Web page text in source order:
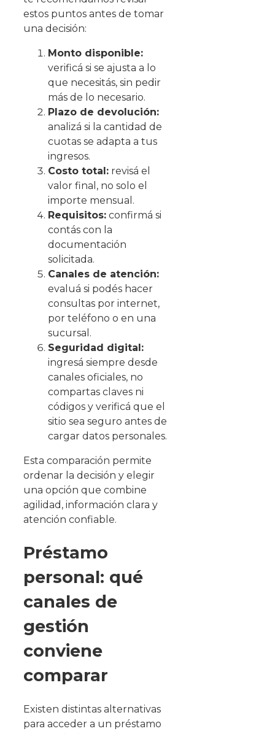
estos puntos antes de tomar
una decisión:
Monto disponible:
verificá si se ajusta a lo
que necesitás, sin pedir
más de lo necesario.
Plazo de devolución:
analizá si la cantidad de
cuotas se adapta a tus
ingresos.
Costo total: revisá el
valor final, no solo el
importe mensual.
Requisitos: confirmá si
contás con la
documentación
solicitada.
Canales de atención:
evaluá si podés hacer
consultas por internet,
por teléfono o en una
sucursal.
Seguridad digital:
ingresá siempre desde
canales oficiales, no
compartas claves ni
códigos y verificá que el
sitio sea seguro antes de
cargar datos personales.
Esta comparación permite
ordenar la decisión y elegir
una opción que combine
agilidad, información clara y
atención confiable.
Préstamo
personal: qué
canales de
gestión
conviene
comparar
Existen distintas alternativas
para acceder a un préstamo